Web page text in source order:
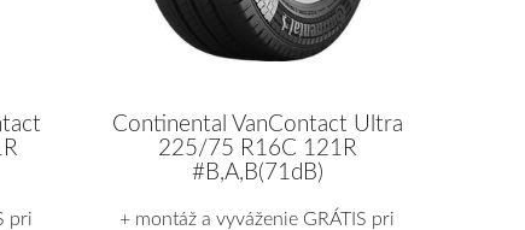
pri
Continental VanContact Ultra
225/75 R16C 121R
#B,A,B(71dB)
+ montáž a vyváženie GRÁTIS pri